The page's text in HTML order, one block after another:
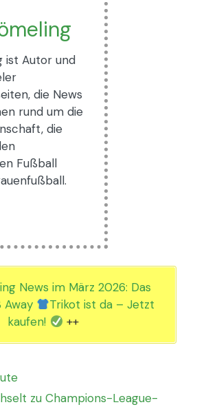
ist Autor und
die News
rund um die
die
Fußball
News im März 2026: Das
Away
Trikot ist da – Jetzt
kaufen!
++
zu Champions-League-